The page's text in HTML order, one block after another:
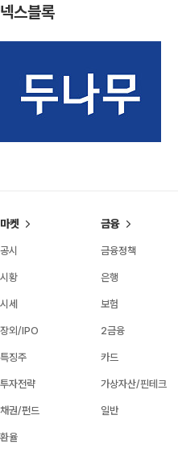
넥스블록
마켓
공시
시황
시세
장외/IPO
특징주
투자전략
채권/펀드
환율
금융
금융정책
은행
보험
2금융
카드
가상자산/핀테크
일반